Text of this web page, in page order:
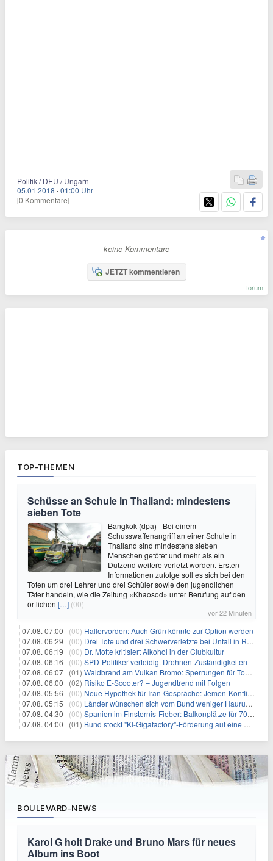
Politik / DEU / Ungarn
05.01.2018 ·01:00 Uhr
[0 Kommentare]
- keine Kommentare -
JETZT kommentieren
forum
TOP-THEMEN
Schüsse an Schule in Thailand: mindestens
sieben Tote
Bangkok (dpa) - Bei einem
Schusswaffenangriff an einer Schule in
Thailand sind mindestens sieben
Menschen getötet und mehr als ein
Dutzend weitere verletzt worden. Ersten
Informationen zufolge soll es sich bei den
Toten um drei Lehrer und drei Schüler sowie den jugendlichen
Täter handeln, wie die Zeitung «Khaosod» unter Berufung auf den
örtlichen […] (00)
vor 22 Minuten
07.08. 07:00 | (00) Hallervorden: Auch Grün könnte zur Option werden
07.08. 06:29 | (00) Drei Tote und drei Schwerverletzte bei Unfall in Rheinland-Pfalz
07.08. 06:19 | (00) Dr. Motte kritisiert Alkohol in der Clubkultur
07.08. 06:16 | (00) SPD-Politiker verteidigt Drohnen-Zuständigkeiten
07.08. 06:07 | (01) Waldbrand am Vulkan Bromo: Sperrungen für Touristen
07.08. 06:00 | (02) Risiko E-Scooter? – Jugendtrend mit Folgen
07.08. 05:56 | (00) Neue Hypothek für Iran-Gespräche: Jemen-Konflikt eskaliert
07.08. 05:15 | (00) Länder wünschen sich vom Bund weniger Hauruck-Gesetzgebung
07.08. 04:30 | (00) Spanien im Finsternis-Fieber: Balkonplätze für 700 Euro
07.08. 04:00 | (01) Bund stockt "KI-Gigafactory"-Förderung auf eine Milliarde Euro auf
BOULEVARD-NEWS
Karol G holt Drake und Bruno Mars für neues
Album ins Boot